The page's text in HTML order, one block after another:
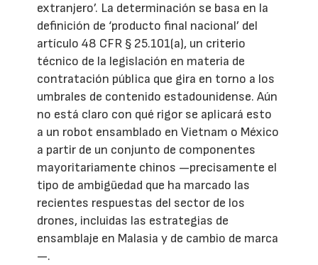
extranjero’. La determinación se basa en la
definición de ‘producto final nacional’ del
artículo 48 CFR § 25.101(a), un criterio
técnico de la legislación en materia de
contratación pública que gira en torno a los
umbrales de contenido estadounidense. Aún
no está claro con qué rigor se aplicará esto
a un robot ensamblado en Vietnam o México
a partir de un conjunto de componentes
mayoritariamente chinos —precisamente el
tipo de ambigüedad que ha marcado las
recientes respuestas del sector de los
drones, incluidas las estrategias de
ensamblaje en Malasia y de cambio de marca
—.